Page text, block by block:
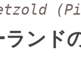
ランド